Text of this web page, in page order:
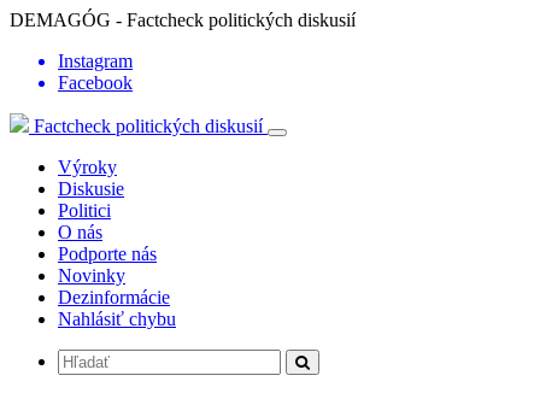
DEMAGÓG - Factcheck politických diskusií
Instagram
Facebook
Factcheck politických diskusií
Výroky
Diskusie
Politici
O nás
Podporte nás
Novinky
Dezinformácie
Nahlásiť chybu